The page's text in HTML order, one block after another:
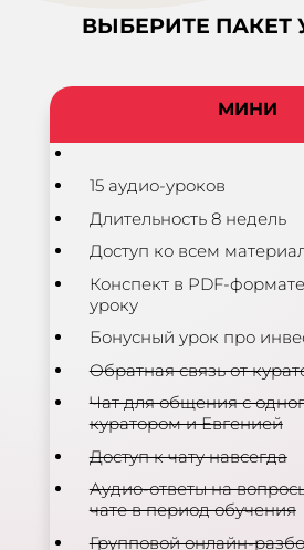
ВЫБЕРИТЕ ПАКЕТ
МИНИ
15 аудио-уроков
Длительность 8 недель
Доступ ко всем
Конспект в PDF-
уроку
Бонусный урок про
Обратная связь от
Чат для общения с
куратором и Евгенией
Доступ к чату навсегда
Аудио-ответы на
чате в период обучения
Групповой онлайн-